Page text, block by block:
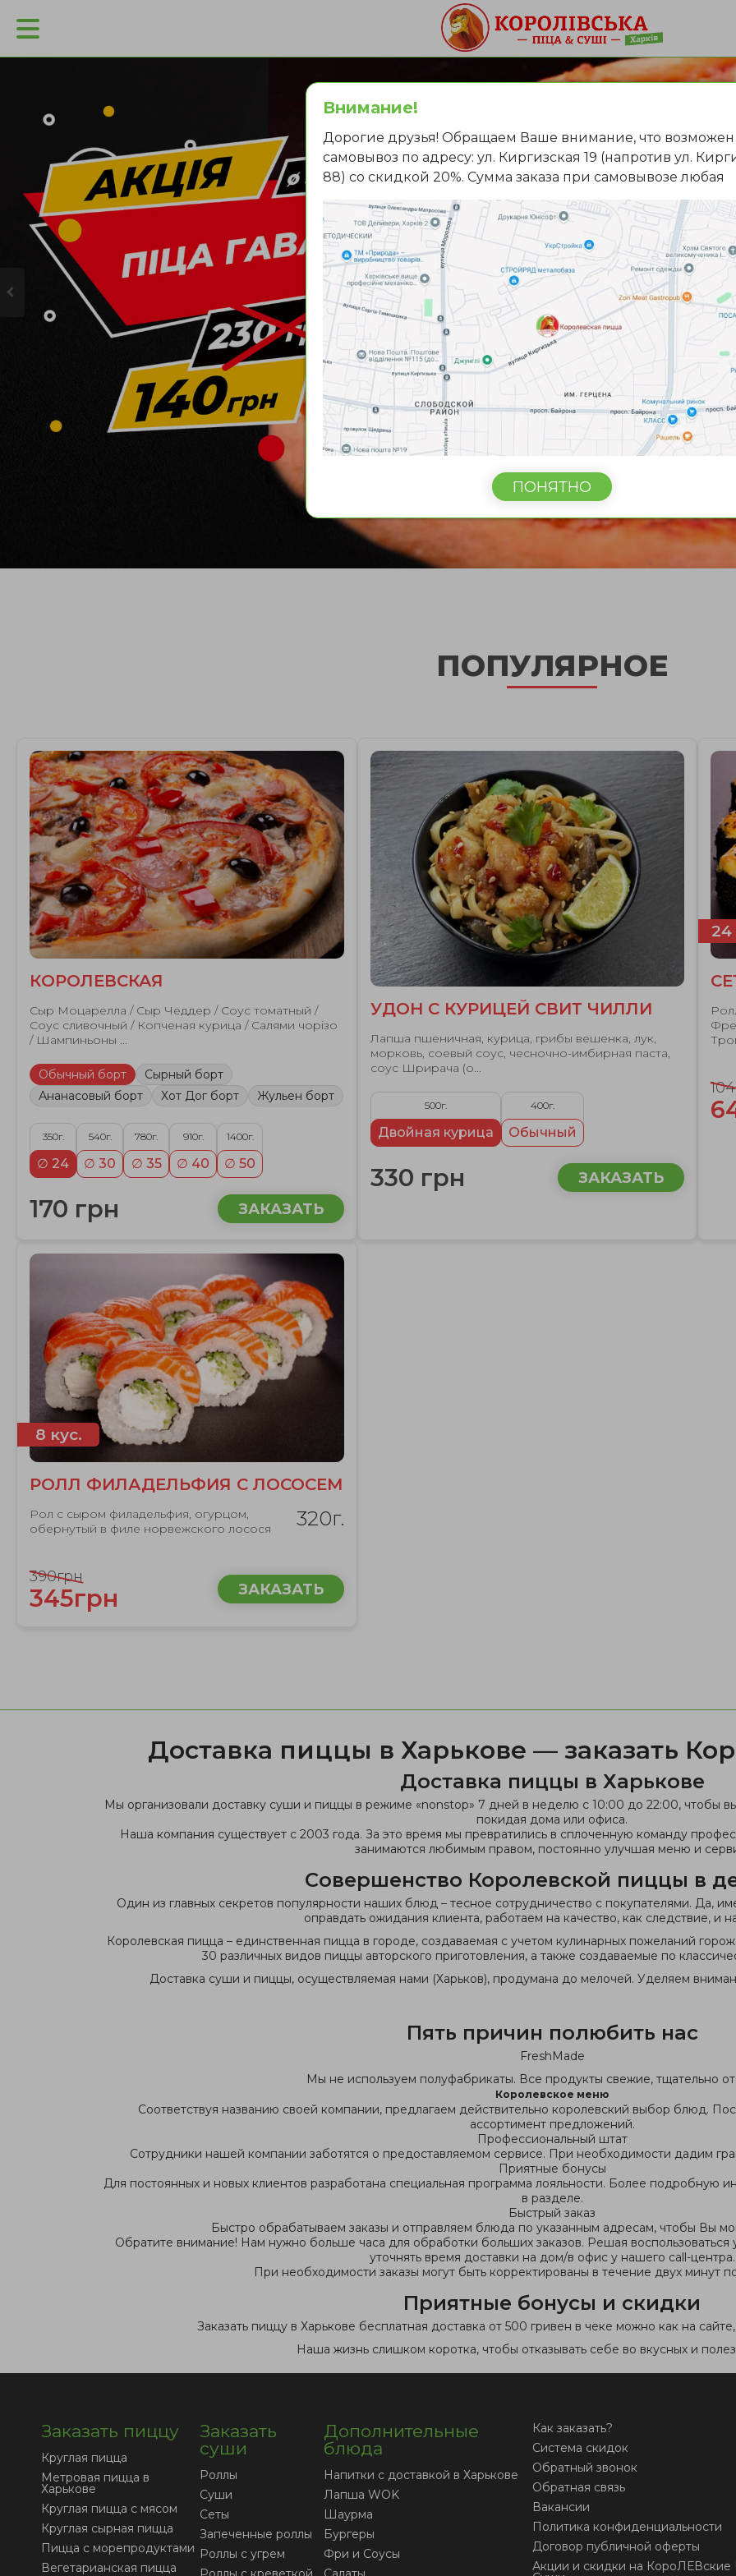
ПОПУЛЯРНОЕ
КОРОЛЕВСКАЯ
Сыр Моцарелла / Сыр Чеддер / Соус томатный /
Соус сливочный / Копченая курица / Салями чорізо
/ Шампиньоны ...
Обычный борт
Сырный борт
Ананасовый борт
Хот Дог борт Жульен борт
350г.
∅ 24
540г.
∅ 30
780г.
∅ 35
910г.
∅ 40
1400г.
∅ 50
170 грн ЗАКАЗАТЬ
УДОН С КУРИЦЕЙ СВИТ ЧИЛЛИ
Лапша пшеничная, курица, грибы вешенка, лук,
морковь, соевый соус, чесночно-имбирная паста,
соус Шрирача (о...
500г.
Двойная курица
400г.
Обычный
330 грн ЗАКАЗАТЬ
24
8 кус.
РОЛЛ ФИЛАДЕЛЬФИЯ С ЛОСОСЕМ
Рол с сыром филадельфия, огурцом,
обернутый в филе норвежского лосося
320г.
390грн
345грн ЗАКАЗАТЬ
Доставка пиццы в Харькове — заказать
Доставка пиццы в Харькове
Мы организовали доставку суши и пиццы в режиме «nonstop» 7 дней в неделю с 10:00 до 22:00, чтобы
покидая дома или офиса.
Наша компания существует с 2003 года. За это время мы превратились в сплоченную команду
занимаются любимым правом, постоянно улучшая меню и
Совершенство Королевской пиццы в
Один из главных секретов популярности наших блюд – тесное сотрудничество с покупателями. Да,
оправдать ожидания клиента, работаем на качество, как следствие, и
Королевская пицца – единственная пицца в городе, создаваемая с учетом кулинарных пожеланий
30 различных видов пиццы авторского приготовления, а также создаваемые по
Доставка суши и пиццы, осуществляемая нами (Харьков), продумана до мелочей. Уделяем
Пять причин полюбить нас
FreshMade
Мы не используем полуфабрикаты. Все продукты свежие, тщательно
Королевское меню
Соответствуя названию своей компании, предлагаем действительно королевский выбор блюд.
ассортимент предложений.
Профессиональный штат
Сотрудники нашей компании заботятся о предоставляемом сервисе. При необходимости дадим
Приятные бонусы
Для постоянных и новых клиентов разработана специальная программа лояльности. Более подробную
в разделе.
Быстрый заказ
Быстро обрабатываем заказы и отправляем блюда по указанным адресам, чтобы Вы
Обратите внимание! Нам нужно больше часа для обработки больших заказов. Решая воспользоваться
уточнять время доставки на дом/в офис у нашего call-центра.
При необходимости заказы могут быть корректированы в течение двух минут
Приятные бонусы и скидки
Заказать пиццу в Харькове бесплатная доставка от 500 гривен в чеке можно как на
Наша жизнь слишком коротка, чтобы отказывать себе во вкусных и
Заказать пиццу
Круглая пицца
Метровая пицца в
Харькове
Круглая пицца с мясом
Круглая сырная пицца
Пицца с морепродуктами
Вегетарианская пицца
Заказать
суши
Роллы
Суши
Сеты
Запеченные роллы
Роллы с угрем
Дополнительные
блюда
Напитки с доставкой в Харькове
Лапша WOK
Шаурма
Бургеры
Фри и Соусы
Как заказать?
Система скидок
Обратный звонок
Обратная связь
Вакансии
Политика конфиденциальности
Договор публичной оферты
Акции и скидки на КороЛЕВские
Внимание!
Дорогие друзья! Обращаем Ваше внимание, что возможен
самовывоз по адресу: ул. Киргизская 19 (напротив ул.
88) со скидкой 20%. Сумма заказа при самовывозе любая
ПОНЯТНО